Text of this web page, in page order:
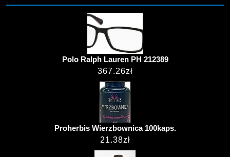
Polo Ralph Lauren PH 212389
367.26zł
Proherbis Wierzbownica 100kaps.
21.38zł